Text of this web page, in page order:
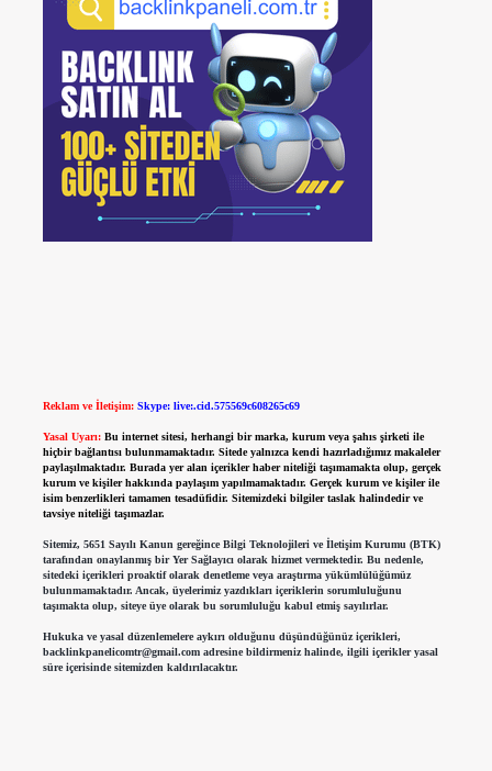
Reklam ve İletişim: Skype: live:.cid.575569c608265c69
Yasal Uyarı: Bu internet sitesi, herhangi bir marka, kurum veya şahıs şirketi ile
hiçbir bağlantısı bulunmamaktadır. Sitede yalnızca kendi hazırladığımız makaleler
paylaşılmaktadır. Burada yer alan içerikler haber niteliği taşımamakta olup, gerçek
kurum ve kişiler hakkında paylaşım yapılmamaktadır. Gerçek kurum ve kişiler ile
isim benzerlikleri tamamen tesadüfidir. Sitemizdeki bilgiler taslak halindedir ve
tavsiye niteliği taşımazlar.
Sitemiz, 5651 Sayılı Kanun gereğince Bilgi Teknolojileri ve İletişim Kurumu (BTK)
tarafından onaylanmış bir Yer Sağlayıcı olarak hizmet vermektedir. Bu nedenle,
sitedeki içerikleri proaktif olarak denetleme veya araştırma yükümlülüğümüz
bulunmamaktadır. Ancak, üyelerimiz yazdıkları içeriklerin sorumluluğunu
taşımakta olup, siteye üye olarak bu sorumluluğu kabul etmiş sayılırlar.
Hukuka ve yasal düzenlemelere aykırı olduğunu düşündüğünüz içerikleri,
backlinkpanelicomtr@gmail.comadresine bildirmeniz halinde, ilgili içerikler yasal
süre içerisinde sitemizden kaldırılacaktır.